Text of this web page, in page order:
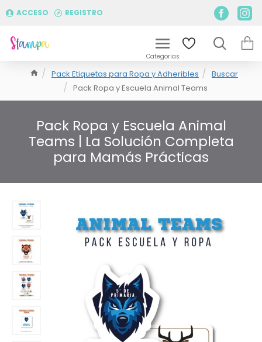
ACCESO REGISTRO
Pack Etiquetas para Ropa y Adheribles
Buscar
Pack Ropa y Escuela Animal Teams
Pack Ropa y Escuela Animal
Teams | La Solución Completa
para Mamás Prácticas